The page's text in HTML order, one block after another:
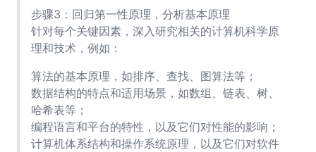
步骤3：回归第一性原理，分析基本原理
针对每个关键因素，深入研究相关的计算机科学原
理和技术，例如：
算法的基本原理，如排序、查找、图算法等；
数据结构的特点和适用场景，如数组、链表、树、
哈希表等；
编程语言和平台的特性，以及它们对性能的影响；
计算机体系结构和操作系统原理，以及它们对软件